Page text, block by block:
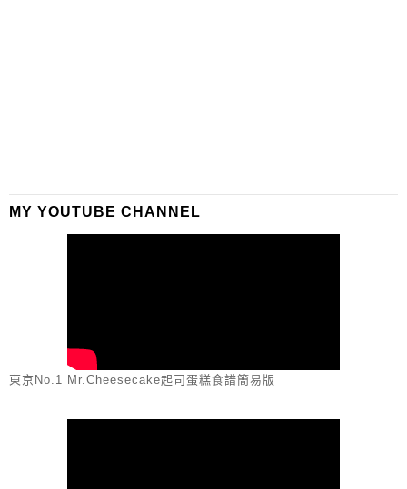
MY YOUTUBE CHANNEL
東京No.1 Mr.Cheesecake起司蛋糕食譜簡易版